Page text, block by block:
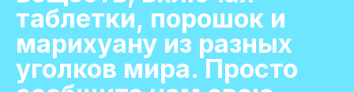
таблетки, порошок и
марихуану из разных
уголков мира. Просто